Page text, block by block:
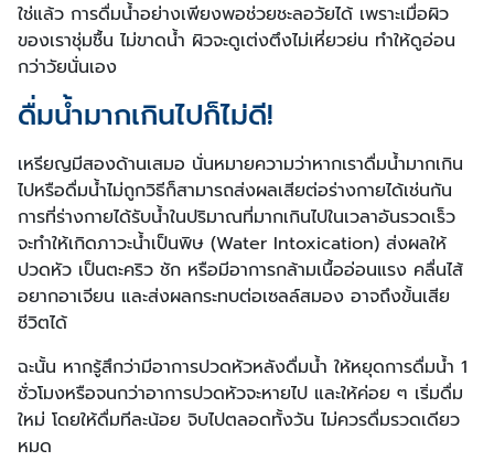
ใช่แล้ว การดื่มน้ำอย่างเพียงพอช่วยชะลอวัยได้ เพราะเมื่อผิว
ของเราชุ่มชื้น ไม่ขาดน้ำ ผิวจะดูเต่งตึงไม่เหี่ยวย่น ทำให้ดูอ่อน
กว่าวัยนั่นเอง
ดื่มน้ำมากเกินไปก็ไม่ดี!
เหรียญมีสองด้านเสมอ นั่นหมายความว่าหากเราดื่มน้ำมากเกิน
ไปหรือดื่มน้ำไม่ถูกวิธีก็สามารถส่งผลเสียต่อร่างกายได้เช่นกัน
การที่ร่างกายได้รับน้ำในปริมาณที่มากเกินไปในเวลาอันรวดเร็ว
จะทำให้เกิดภาวะน้ำเป็นพิษ (Water Intoxication) ส่งผลให้
ปวดหัว เป็นตะคริว ชัก หรือมีอาการกล้ามเนื้ออ่อนแรง คลื่นไส้
อยากอาเจียน และส่งผลกระทบต่อเซลล์สมอง อาจถึงข้้นเสีย
ชีวิตได้
ฉะนั้น หากรู้สึกว่ามีอาการปวดหัวหลังดื่มน้ำ ให้หยุดการดื่มน้ำ 1
ชั่วโมงหรือจนกว่าอาการปวดหัวจะหายไป และให้ค่อย ๆ เริ่มดื่ม
ใหม่ โดยให้ดื่มทีละน้อย จิบไปตลอดทั้งวัน ไม่ควรดื่มรวดเดียว
หมด